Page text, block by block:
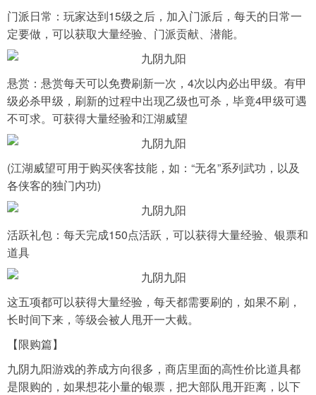
门派日常：玩家达到15级之后，加入门派后，每天的日常一
定要做，可以获取大量经验、门派贡献、潜能。
悬赏：悬赏每天可以免费刷新一次，4次以内必出甲级。有甲
级必杀甲级，刷新的过程中出现乙级也可杀，毕竟4甲级可遇
不可求。可获得大量经验和江湖威望
(江湖威望可用于购买侠客技能，如：“无名”系列武功，以及
各侠客的独门内功)
活跃礼包：每天完成150点活跃，可以获得大量经验、银票和
道具
这五项都可以获得大量经验，每天都需要刷的，如果不刷，
长时间下来，等级会被人甩开一大截。
【限购篇】
九阴九阳游戏的养成方向很多，商店里面的高性价比道具都
是限购的，如果想花小量的银票，把大部队甩开距离，以下